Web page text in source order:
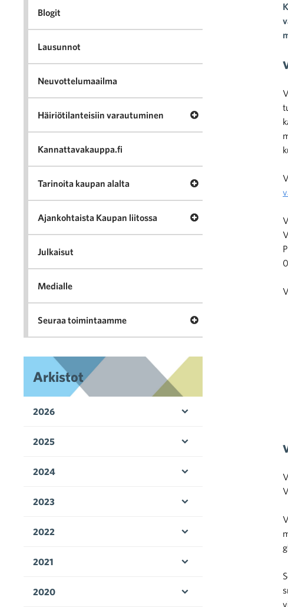
Blogit
Lausunnot
Neuvottelumaailma
Häiriötilanteisiin varautuminen Avaa valikko
Kannattavakauppa.fi
Tarinoita kaupan alalta Avaa valikko Tarinoita
Ajankohtaista Kaupan liitossa Avaa valikko
Julkaisut
Medialle
Seuraa toimintaamme Avaa valikko Seuraa
Arkistot
2026
2025
2024
2023
2022
2021
2020